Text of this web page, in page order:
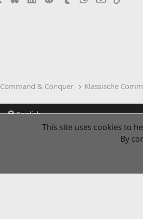
Command & Conquer Klassische
English
This site uses cookies to
By